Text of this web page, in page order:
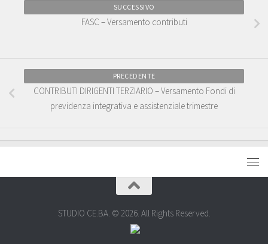
SUCCESSIVO
FASC – Versamento contributi
PRECEDENTE
CONTRIBUTI DIRIGENTI TERZIARIO – Versamento Fondi di
previdenza integrativa e assistenziale trimestre
STUDIO CE.BA. © 2026. All Rights Reserved.